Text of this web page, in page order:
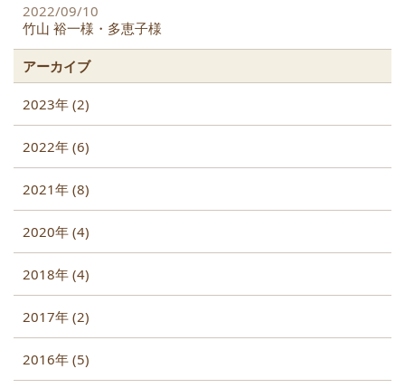
2022/09/10
竹山 裕一様・多恵子様
アーカイブ
2023年 (2)
2022年 (6)
2021年 (8)
2020年 (4)
2018年 (4)
2017年 (2)
2016年 (5)